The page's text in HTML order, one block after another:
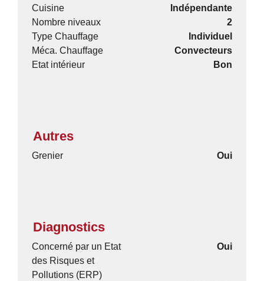
Cuisine
Indépendante
Nombre niveaux
2
Type Chauffage
Individuel
Méca. Chauffage
Convecteurs
Etat intérieur
Bon
Autres
Grenier Oui
Diagnostics
Concerné par un Etat
des Risques et
Pollutions (ERP)
Oui